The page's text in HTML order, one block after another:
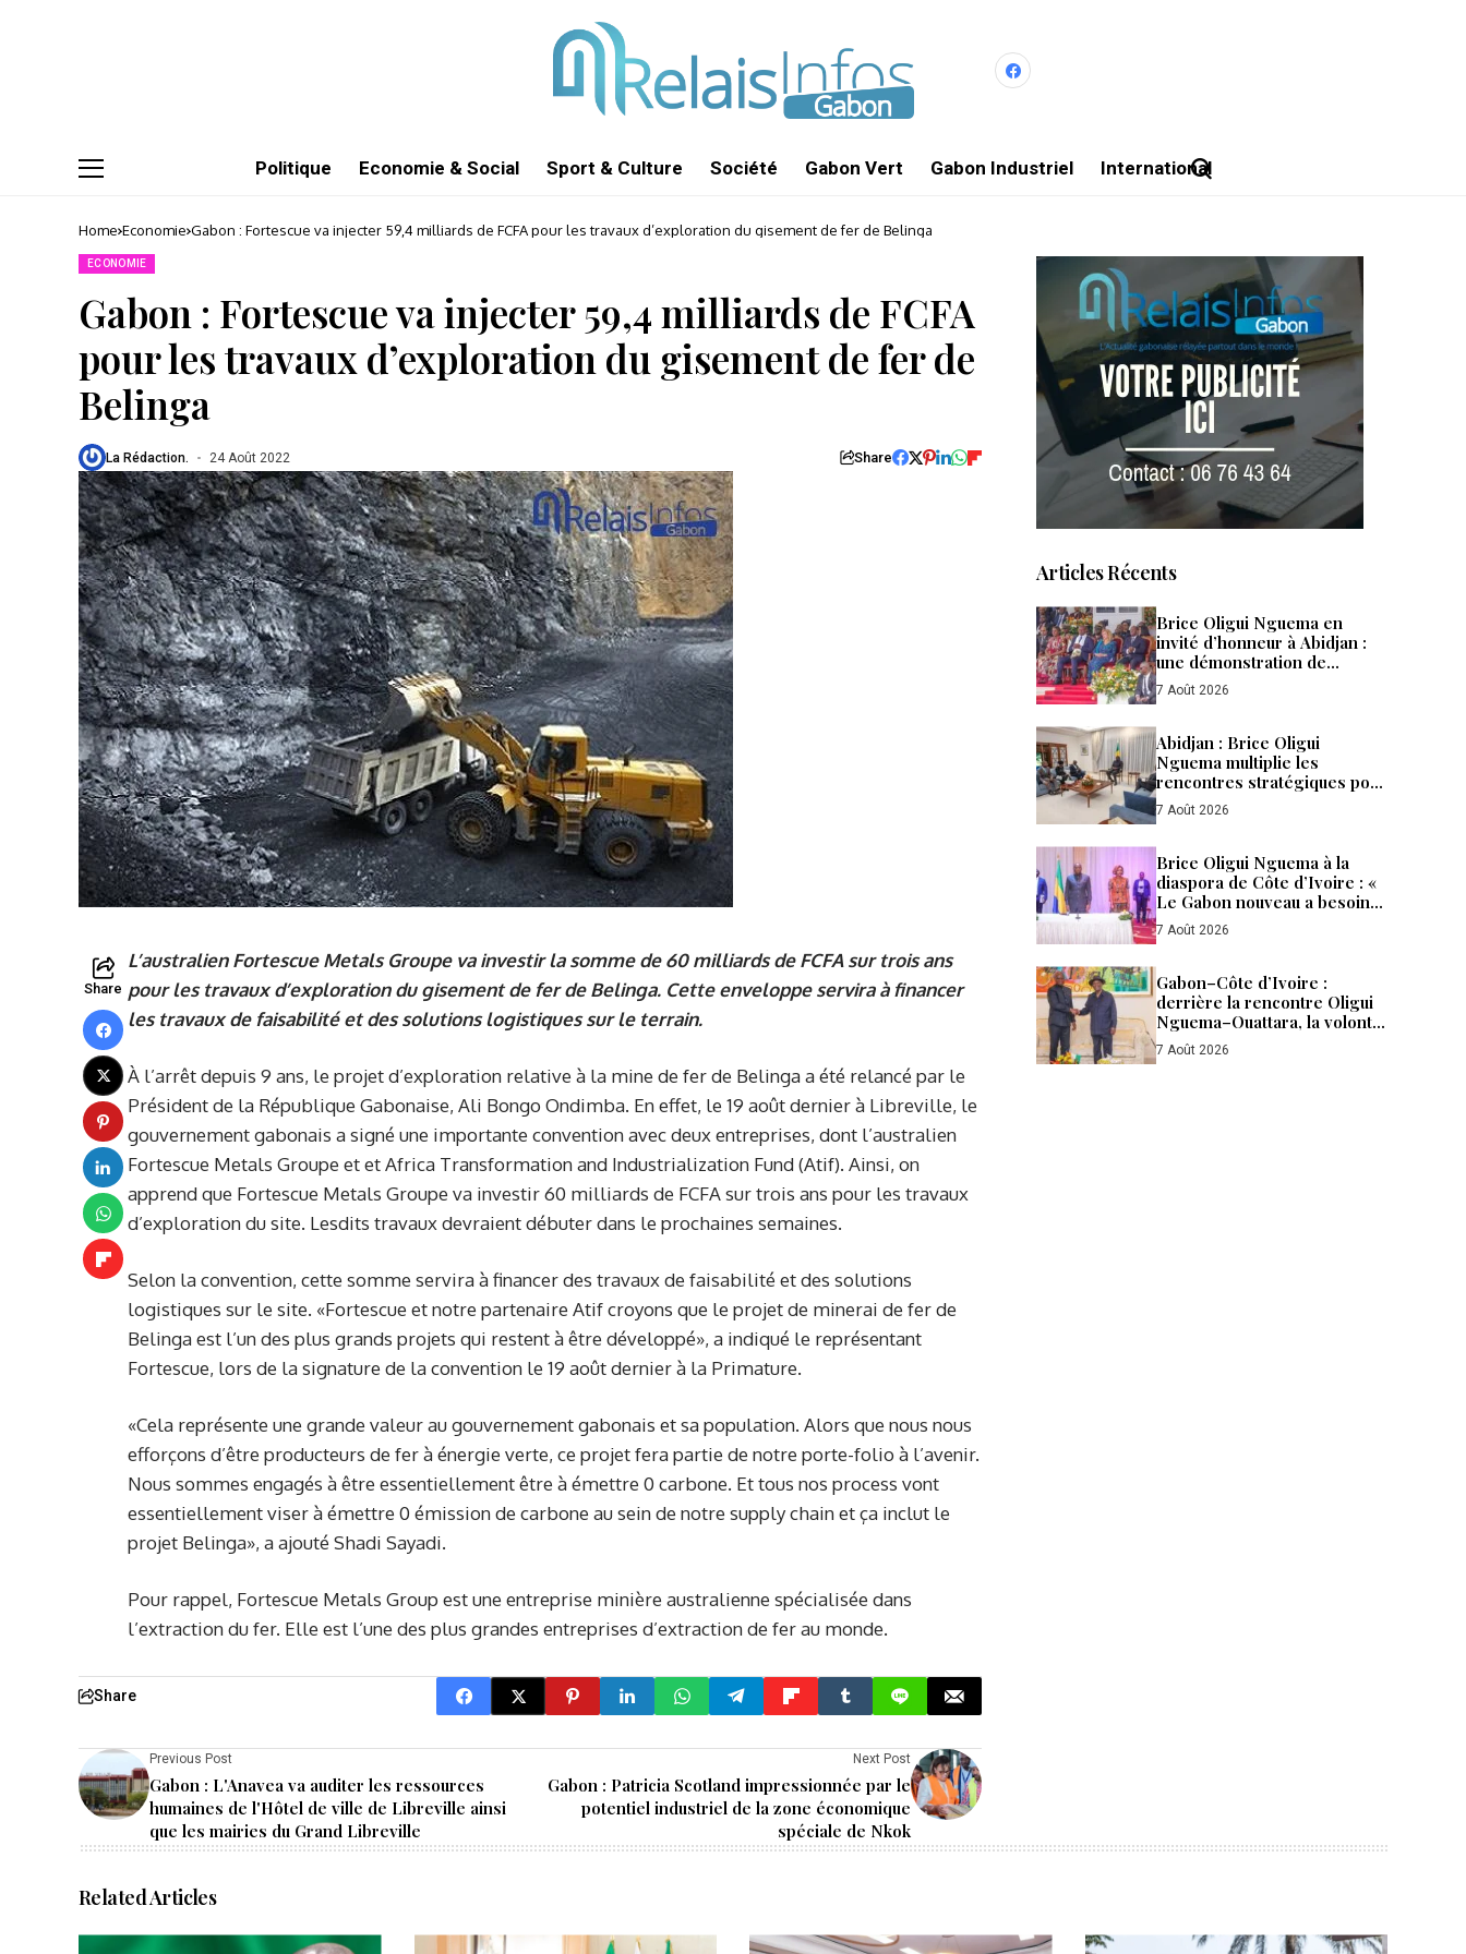
Politique Economie & Social Sport & Culture Société Gabon Vert Gabon Industriel International
Home Economie Gabon : Fortescue va injecter 59,4 milliards de FCFA pour les travaux d’exploration du gisement de fer de Belinga
ECONOMIE
Gabon : Fortescue va injecter 59,4 milliards de FCFA
pour les travaux d’exploration du gisement de fer de
Belinga
La Rédaction. 24 Août 2022 Share
Share
L’australien Fortescue Metals Groupe va investir la somme de 60 milliards de FCFA sur trois ans
pour les travaux d’exploration du gisement de fer de Belinga. Cette enveloppe servira à financer
les travaux de faisabilité et des solutions logistiques sur le terrain.
À l’arrêt depuis 9 ans, le projet d’exploration relative à la mine de fer de Belinga a été relancé par le
Président de la République Gabonaise, Ali Bongo Ondimba. En effet, le 19 août dernier à Libreville, le
gouvernement gabonais a signé une importante convention avec deux entreprises, dont l’australien
Fortescue Metals Groupe et et Africa Transformation and Industrialization Fund (Atif). Ainsi, on
apprend que Fortescue Metals Groupe va investir 60 milliards de FCFA sur trois ans pour les travaux
d’exploration du site. Lesdits travaux devraient débuter dans le prochaines semaines.
Selon la convention, cette somme servira à financer des travaux de faisabilité et des solutions
logistiques sur le site. «Fortescue et notre partenaire Atif croyons que le projet de minerai de fer de
Belinga est l’un des plus grands projets qui restent à être développé», a indiqué le représentant
Fortescue, lors de la signature de la convention le 19 août dernier à la Primature.
«Cela représente une grande valeur au gouvernement gabonais et sa population. Alors que nous nous
efforçons d’être producteurs de fer à énergie verte, ce projet fera partie de notre porte-folio à l’avenir.
Nous sommes engagés à être essentiellement être à émettre 0 carbone. Et tous nos process vont
essentiellement viser à émettre 0 émission de carbone au sein de notre supply chain et ça inclut le
projet Belinga», a ajouté Shadi Sayadi.
Pour rappel, Fortescue Metals Group est une entreprise minière australienne spécialisée dans
l’extraction du fer. Elle est l’une des plus grandes entreprises d’extraction de fer au monde.
Share
Previous Post
Gabon : L'Anavea va auditer les ressources
humaines de l'Hôtel de ville de Libreville ainsi
que les mairies du Grand Libreville
Next Post
Gabon : Patricia Scotland impressionnée par le
potentiel industriel de la zone économique
spéciale de Nkok
Articles Récents
Brice Oligui Nguema en
invité d’honneur à Abidjan :
une démonstration de
confiance, de puissance et de
fraternité entre le Gabon et la
7 Août 2026
Abidjan : Brice Oligui
Nguema multiplie les
rencontres stratégiques pour
accélérer les
investissements et renforcer
Gabon
7 Août 2026
Brice Oligui Nguema à la
diaspora de Côte d’Ivoire : «
Le Gabon nouveau a besoin
de tous ses enfants »
7 Août 2026
Gabon–Côte d’Ivoire :
derrière la rencontre Oligui
Nguema–Ouattara, la volonté
d’aller plus loin
7 Août 2026
Related Articles